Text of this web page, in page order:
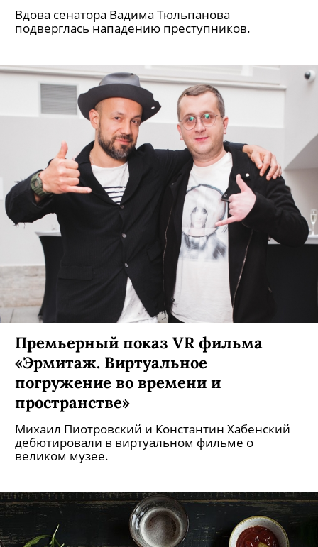
Вдова сенатора Вадима Тюльпанова
подверглась нападению преступников.
Премьерный показ VR фильма
«Эрмитаж. Виртуальное
погружение во времени и
пространстве»
Михаил Пиотровский и Константин Хабенский
дебютировали в виртуальном фильме о
великом музее.